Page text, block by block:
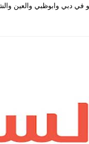
دبي وابوظبي والعين